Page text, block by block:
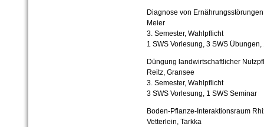
Diagnose von
Meier
3. Semester, Wahlpflicht
1 SWS Vorlesung, 3 SWS
Düngung landwirtschaftlicher
Reitz, Gransee
3. Semester, Wahlpflicht
3 SWS Vorlesung, 1 SWS Seminar
Boden-Pflanze-Interaktionsraum
Vetterlein, Tarkka